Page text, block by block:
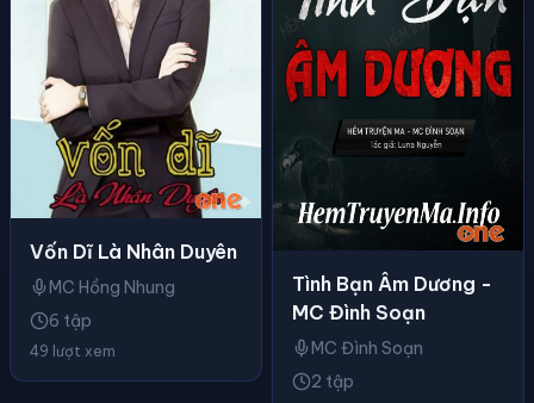
Vốn Dĩ Là Nhân Duyên
MC Hồng Nhung
6 tập
49 lượt xem
Tình Bạn Âm Dương -
MC Đình Soạn
MC Đình Soạn
2 tập